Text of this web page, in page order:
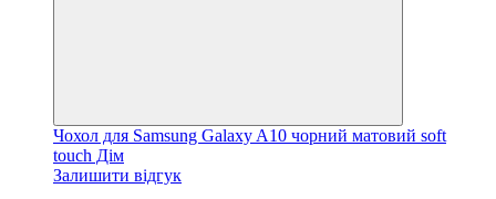
Чохол для Samsung Galaxy A10 чорний матовий soft
touch Дім
Залишити відгук